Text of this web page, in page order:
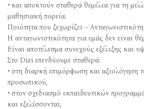
• και αποκτούν σταθερά θεμέλια για τη
μαθησιακή πορεία.
Ποιότητα που ξεχωρίζει –
Η ανταγωνιστικότητα για εμάς δεν είναι
Είναι αποτέλεσμα συνεχούς εξέλιξης και
Στο Dizi επενδύουμε σταθερά:
• στη διαρκή επιμόρφωση και αξιολόγηση
προσωπικού,
• στον σχεδιασμό εκπαιδευτικών
και εξελίσσονται,